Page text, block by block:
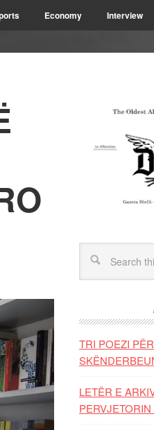
Economy Interview
TRI POEZI
LETËR E